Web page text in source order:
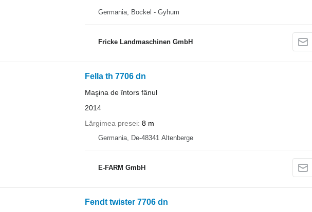
Germania, Bockel - Gyhum
Fricke Landmaschinen GmbH
Fella th 7706 dn
Maşina de întors fânul
2014
Lărgimea presei 8 m
Germania, De-48341 Altenberge
E-FARM GmbH
Fendt twister 7706 dn